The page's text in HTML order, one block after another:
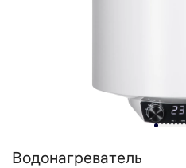
Водонагреватель